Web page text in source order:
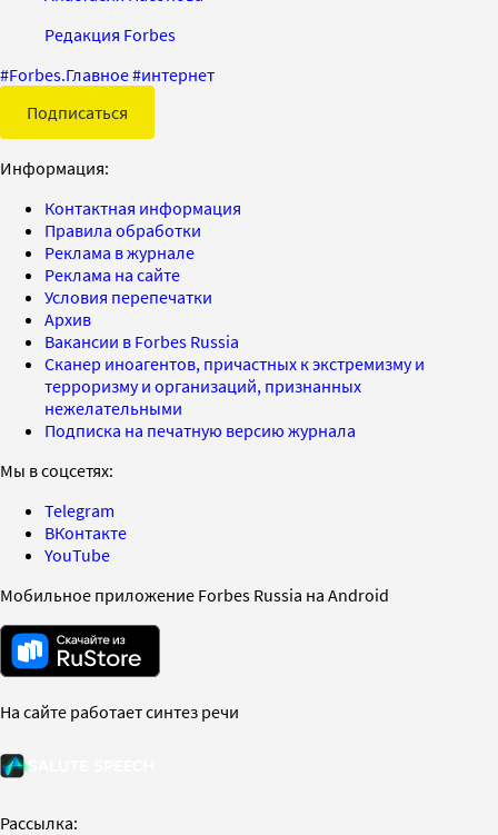
Редакция Forbes
#Forbes.Главное#интернет
Подписаться
Информация:
Контактная информация
Правила обработки
Реклама в журнале
Реклама на сайте
Условия перепечатки
Архив
Вакансии в Forbes Russia
Сканер иноагентов, причастных к экстремизму и
терроризму и организаций, признанных
нежелательными
Подписка на печатную версию журнала
Мы в соцсетях:
Telegram
ВКонтакте
YouTube
Мобильное приложение Forbes Russia на Android
На сайте работает синтез речи
Рассылка: